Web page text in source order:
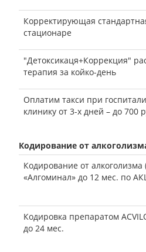
Корректирующая
стационаре
"Детоксикаця+Коррекция"
терапия за койко-день
Оплатим такси при
клинику от 3-х дней – до 700
Кодирование от
Кодирование от алкоголизма
«Алгоминал» до 12 мес. по
Кодировка препаратом
до 24 мес.